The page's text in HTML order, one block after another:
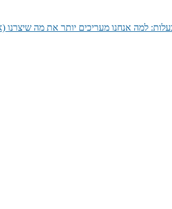
למה אנחנו מעריכים יותר את מה שיצרנו